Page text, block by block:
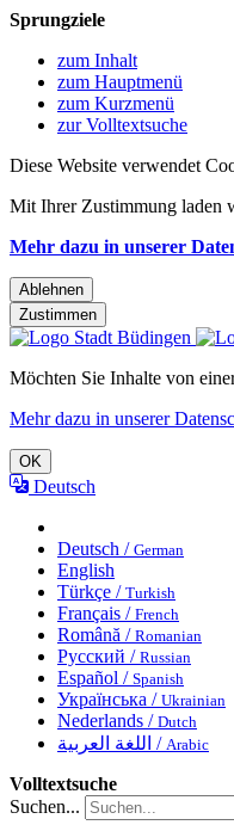
Sprungziele
zum Inhalt
zum Hauptmenü
zum Kurzmenü
zur Volltextsuche
Diese Website verwendet
Mit Ihrer Zustimmung laden
Mehr dazu in unserer
Ablehnen
Zustimmen
Möchten Sie Inhalte von
Mehr dazu in unserer
OK
Deutsch
Deutsch / German
English
Türkçe / Turkish
Français / French
Română / Romanian
Русский / Russian
Español / Spanish
Українська / Ukrainian
Nederlands / Dutch
اللغة العربية / Arabic
Volltextsuche
Suchen...